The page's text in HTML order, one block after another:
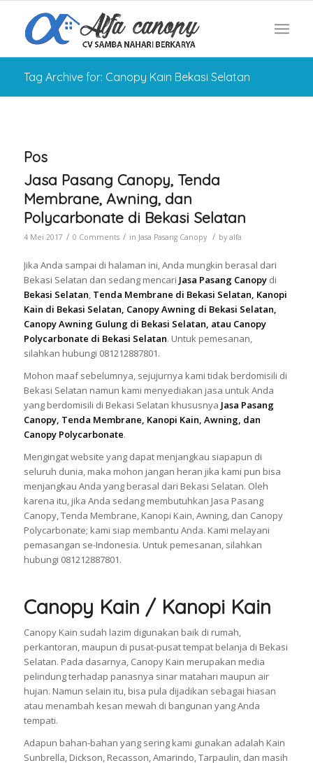
Tag Archive for: Canopy Kain Bekasi Selatan
Pos
Jasa Pasang Canopy, Tenda
Membrane, Awning, dan
Polycarbonate di Bekasi Selatan
4 Mei 2017 / 0 Comments / in Jasa Pasang Canopy / by alfa
Jika Anda sampai di halaman ini, Anda mungkin berasal dari
Bekasi Selatan dan sedang mencari Jasa Pasang Canopy di
Bekasi Selatan, Tenda Membrane di Bekasi Selatan, Kanopi
Kain di Bekasi Selatan, Canopy Awning di Bekasi Selatan,
Canopy Awning Gulung di Bekasi Selatan, atau Canopy
Polycarbonate di Bekasi Selatan. Untuk pemesanan,
silahkan hubungi 081212887801.
Mohon maaf sebelumnya, sejujurnya kami tidak berdomisili di
Bekasi Selatan namun kami menyediakan jasa untuk Anda
yang berdomisili di Bekasi Selatan khususnya Jasa Pasang
Canopy, Tenda Membrane, Kanopi Kain, Awning, dan
Canopy Polycarbonate.
Mengingat website yang dapat menjangkau siapapun di
seluruh dunia, maka mohon jangan heran jika kami pun bisa
menjangkau Anda yang berasal dari Bekasi Selatan. Oleh
karena itu, jika Anda sedang membutuhkan Jasa Pasang
Canopy, Tenda Membrane, Kanopi Kain, Awning, dan Canopy
Polycarbonate; kami siap membantu Anda. Kami melayani
pemasangan se-Indonesia. Untuk pemesanan, silahkan
hubungi 081212887801.
Canopy Kain / Kanopi Kain
Canopy Kain sudah lazim digunakan baik di rumah,
perkantoran, maupun di pusat-pusat tempat belanja di Bekasi
Selatan. Pada dasarnya, Canopy Kain merupakan media
pelindung terhadap panasnya sinar matahari maupun air
hujan. Namun selain itu, bisa pula dijadikan sebagai hiasan
atau menambah kesan mewah di bangunan yang Anda
tempati.
Adapun bahan-bahan yang sering kami gunakan adalah Kain
Sunbrella, Dickson, Recasson, Amarindo, Tarpaulin, dan masih